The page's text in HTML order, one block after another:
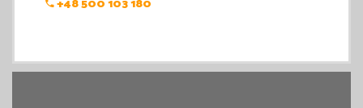
+48 500 103 180